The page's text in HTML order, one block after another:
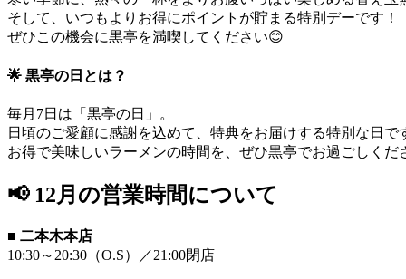
そして、いつもよりお得にポイントが貯まる特別デーです！
ぜひこの機会に黒亭を満喫してください😊
🌟 黒亭の日とは？
毎月7日は「黒亭の日」。
日頃のご愛顧に感謝を込めて、特典をお届けする特別な日で
お得で美味しいラーメンの時間を、ぜひ黒亭でお過ごしくだ
📢 12月の営業時間について
■ 二本木本店
10:30～20:30（O.S）／21:00閉店